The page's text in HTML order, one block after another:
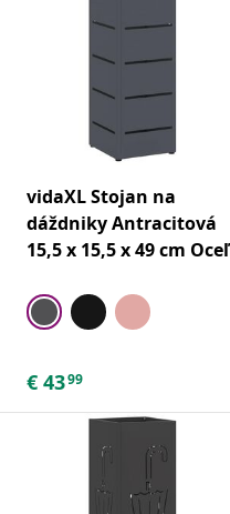
vidaXL Stojan na
dáždniky Antracitová
15,5 x 15,5 x 49 cm Oceľ
€ 4399